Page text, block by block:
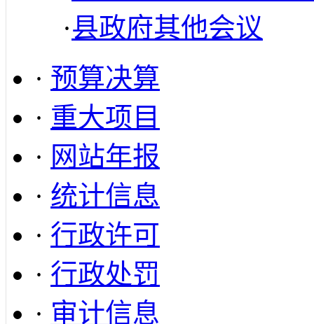
·县政府其他会议
· 预算决算
· 重大项目
· 网站年报
· 统计信息
· 行政许可
· 行政处罚
· 审计信息